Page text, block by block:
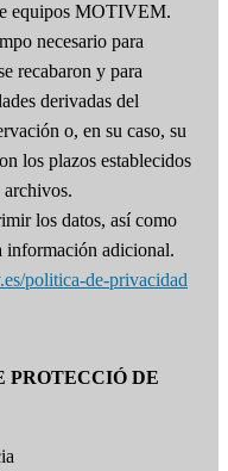
equipos MOTIVEM.
necesario para
recabaron y para
derivadas del
o, en su caso, su
los plazos establecidos
los datos, así como
información adicional.
politica-de-privacidad
PROTECCIÓ DE